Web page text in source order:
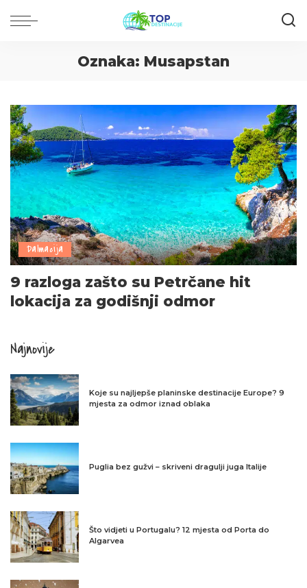
Oznaka: Musapstan
Dalmacija
9 razloga zašto su Petrčane hit
lokacija za godišnji odmor
Najnovije
Koje su najljepše planinske destinacije Europe? 9
mjesta za odmor iznad oblaka
Puglia bez gužvi – skriveni dragulji juga Italije
Što vidjeti u Portugalu? 12 mjesta od Porta do
Algarvea